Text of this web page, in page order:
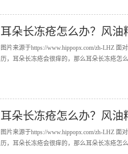
耳朵长冻疮怎么办？风
图片来源于https://www.hippopx.com/zh-LHZ
历，耳朵长冻疮会很痒的，那么耳朵长冻疮怎
耳朵长冻疮怎么办？风
图片来源于https://www.hippopx.com/zh-LHZ
历，耳朵长冻疮会很痒的，那么耳朵长冻疮怎